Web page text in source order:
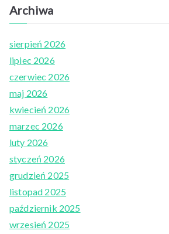
Archiwa
sierpień 2026
lipiec 2026
czerwiec 2026
maj 2026
kwiecień 2026
marzec 2026
luty 2026
styczeń 2026
grudzień 2025
listopad 2025
październik 2025
wrzesień 2025